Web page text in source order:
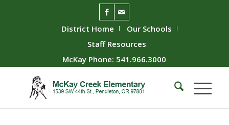
District Home
Our Schools
Staff Resources
McKay Phone: 541.966.3000